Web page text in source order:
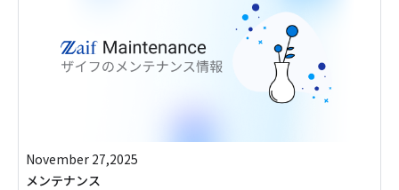
November 27,2025
メンテナンス